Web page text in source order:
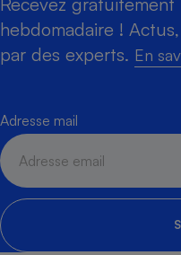
hebdomadaire !
par des experts. En
Adresse mail